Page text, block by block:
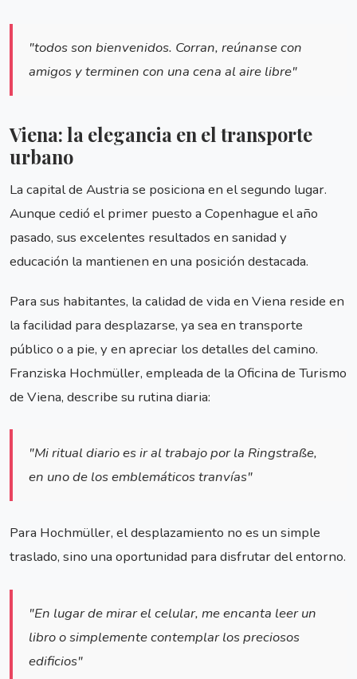
"todos son bienvenidos. Corran, reúnanse con
amigos y terminen con una cena al aire libre"
Viena: la elegancia en el transporte
urbano
La capital de Austria se posiciona en el segundo lugar.
Aunque cedió el primer puesto a Copenhague el año
pasado, sus excelentes resultados en sanidad y
educación la mantienen en una posición destacada.
Para sus habitantes, la calidad de vida en Viena reside en
la facilidad para desplazarse, ya sea en transporte
público o a pie, y en apreciar los detalles del camino.
Franziska Hochmüller, empleada de la Oficina de Turismo
de Viena, describe su rutina diaria:
"Mi ritual diario es ir al trabajo por la Ringstraße,
en uno de los emblemáticos tranvías"
Para Hochmüller, el desplazamiento no es un simple
traslado, sino una oportunidad para disfrutar del entorno.
"En lugar de mirar el celular, me encanta leer un
libro o simplemente contemplar los preciosos
edificios"